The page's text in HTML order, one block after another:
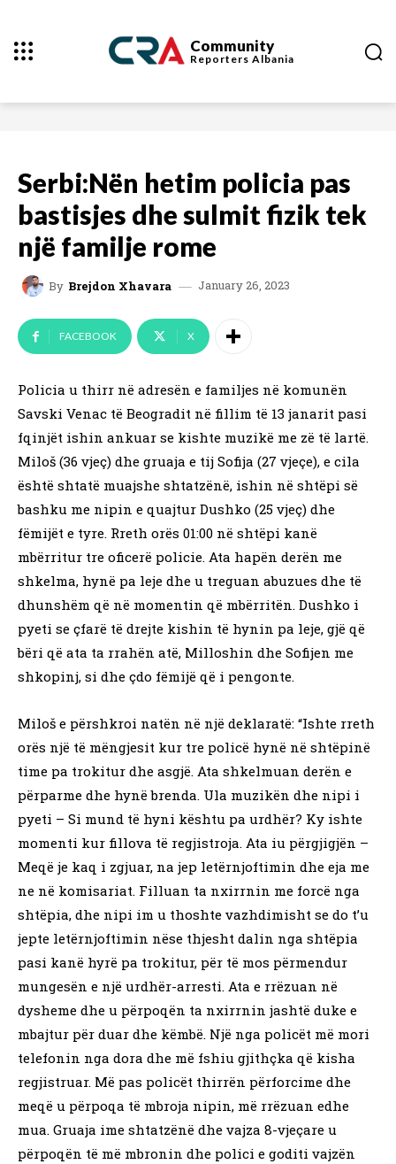
Community
Reporters Albania
Serbi:Nën hetim policia pas
bastisjes dhe sulmit fizik tek
një familje rome
By Brejdon Xhavara January 26, 2023
FACEBOOK X
Policia u thirr në adresën e familjes në komunën
Savski Venac të Beogradit në fillim të 13 janarit pasi
fqinjët ishin ankuar se kishte muzikë me zë të lartë.
Miloš (36 vjeç) dhe gruaja e tij Sofija (27 vjeçe), e cila
është shtatë muajshe shtatzënë, ishin në shtëpi së
bashku me nipin e quajtur Dushko (25 vjeç) dhe
fëmijët e tyre. Rreth orës 01:00 në shtëpi kanë
mbërritur tre oficerë policie. Ata hapën derën me
shkelma, hynë pa leje dhe u treguan abuzues dhe të
dhunshëm që në momentin që mbërritën. Dushko i
pyeti se çfarë të drejte kishin të hynin pa leje, gjë që
bëri që ata ta rrahën atë, Milloshin dhe Sofijen me
shkopinj, si dhe çdo fëmijë që i pengonte.
Miloš e përshkroi natën në një deklaratë: “Ishte rreth
orës një të mëngjesit kur tre policë hynë në shtëpinë
time pa trokitur dhe asgjë. Ata shkelmuan derën e
përparme dhe hynë brenda. Ula muzikën dhe nipi i
pyeti – Si mund të hyni kështu pa urdhër? Ky ishte
momenti kur fillova të regjistroja. Ata iu përgjigjën –
Meqë je kaq i zgjuar, na jep letërnjoftimin dhe eja me
ne në komisariat. Filluan ta nxirrnin me forcë nga
shtëpia, dhe nipi im u thoshte vazhdimisht se do t’u
jepte letërnjoftimin nëse thjesht dalin nga shtëpia
pasi kanë hyrë pa trokitur, për të mos përmendur
mungesën e një urdhër-arresti. Ata e rrëzuan në
dysheme dhe u përpoqën ta nxirrnin jashtë duke e
mbajtur për duar dhe këmbë. Një nga policët më mori
telefonin nga dora dhe më fshiu gjithçka që kisha
regjistruar. Më pas policët thirrën përforcime dhe
meqë u përpoqa të mbroja nipin, më rrëzuan edhe
mua. Gruaja ime shtatzënë dhe vajza 8-vjeçare u
përpoqën të më mbronin dhe polici e goditi vajzën